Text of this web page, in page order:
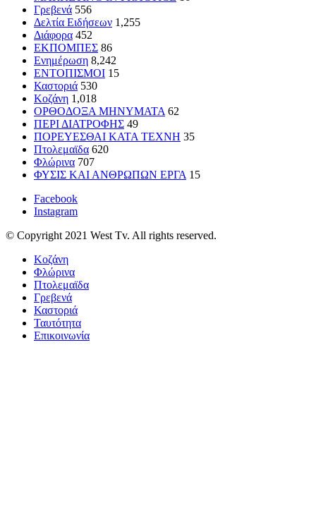
Γρεβενά 556
Δελτία Ειδήσεων 1,255
Διάφορα 452
ΕΚΠΟΜΠΕΣ 86
Ενημέρωση 8,242
ΕΝΤΟΠΙΣΜΟΙ 15
Καστοριά 530
Κοζάνη 1,018
ΟΡΘΟΔΟΞΑ ΜΗΝΥΜΑΤΑ 62
ΠΕΡΙ ΔΙΑΤΡΟΦΗΣ 49
ΠΟΡΕΥΕΣΘΑΙ ΚΑΤΑ ΤΕΧΝΗ 35
Πτολεμαϊδα 620
Φλώρινα 707
ΦΥΣΙΣ ΚΑΙ ΑΝΘΡΩΠΩΝ ΕΡΓΑ 15
Facebook
Instagram
© Copyright 2021 West Tv. All rights reserved.
Κοζάνη
Φλώρινα
Πτολεμαϊδα
Γρεβενά
Καστοριά
Ταυτότητα
Επικοινωνία